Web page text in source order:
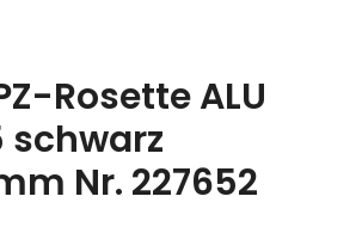
Rosette ALU
schwarz
Nr. 227652